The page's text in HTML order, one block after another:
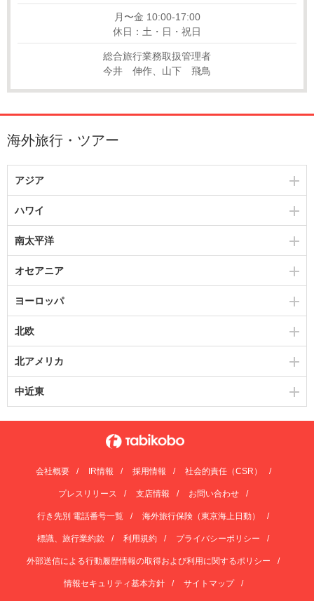
月〜金 10:00-17:00
休日：土・日・祝日
総合旅行業務取扱管理者
今井 伸作、山下 飛鳥
海外旅行・ツアー
アジア
ハワイ
南太平洋
オセアニア
ヨーロッパ
北欧
北アメリカ
中近東
会社概要 IR情報 採用情報 社会的責任（CSR）
プレスリリース 支店情報 お問い合わせ
行き先別 電話番号一覧 海外旅行保険（東京海上日動）
標識、旅行業約款 利用規約 プライバシーポリシー
外部送信による行動履歴情報の取得および利用に関するポリシー
情報セキュリティ基本方針 サイトマップ